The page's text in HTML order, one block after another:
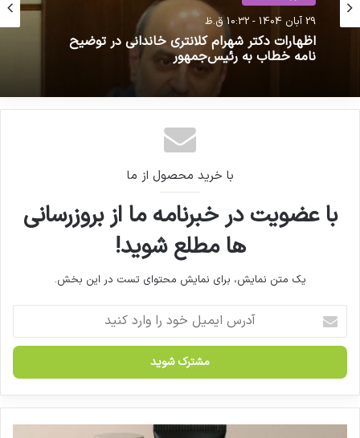
حوزه سلامت
29 آبان 1404 - 10:32 ق.ظ
اظهارات دکتر شهرام کلانتری خاندانی در توضیح
نامه خطاب به رئیس‌جمهور
حوزه سلامت
20 فروردین 1401 - 11:30 ق.ظ
تناقض‌گویی سازمان غذا و دارو درباره ارز ترجیحی
با خرید محصول از ما
با عضویت در خبرنامه ما از بروزرسانی
ها مطلع شوید!
یک متن نمایش، برای نمایش محتوای تست در این بخش.
ر
ا
ی
م